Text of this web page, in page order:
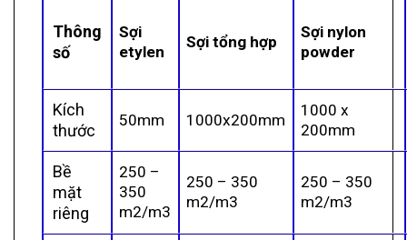
Thông
số
Sợi
etylen
Sợi tổng hợp
Sợi nylon
powder
Kích
thước
50mm 1000x200mm
1000 x
200mm
Bề
mặt
riêng
250 –
350
m2/m3
250 – 350
m2/m3
250 – 350
m2/m3